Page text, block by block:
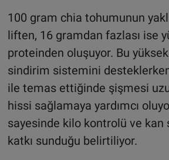
100 gram chia tohumunun
liften, 16 gramdan fazlası ise
proteinden oluşuyor. Bu
sindirim sistemini
ile temas ettiğinde şişmesi
hissi sağlamaya yardımcı
sayesinde kilo kontrolü ve kan
katkı sunduğu belirtiliyor.